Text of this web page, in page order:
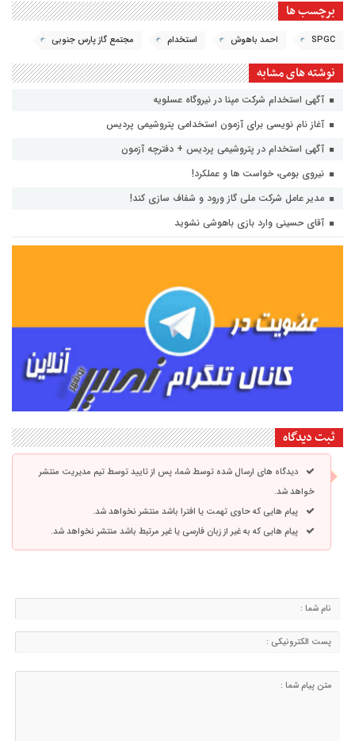
برچسب ها
SPGC احمد باهوش استخدام مجتمع گاز پارس جنوبی
نوشته های مشابه
آگهی استخدام شرکت مپنا در نیروگاه عسلویه
آغاز نام نویسی برای آزمون استخدامی پتروشیمی پردیس
آگهی استخدام در پتروشیمی پردیس + دفترچه آزمون
نیروی بومی، خواست ها و عملکرد!
مدیر عامل شرکت ملی گاز ورود و شفاف سازی کند!
آقای حسینی وارد بازی باهوشی نشوید
ثبت دیدگاه
دیدگاه های ارسال شده توسط شما، پس از تایید توسط تیم مدیریت منتشر
خواهد شد.
پیام هایی که حاوی تهمت یا افترا باشد منتشر نخواهد شد.
پیام هایی که به غیر از زبان فارسی یا غیر مرتبط باشد منتشر نخواهد شد.